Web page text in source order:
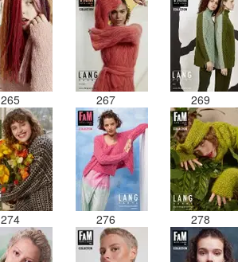
265 267 269
274 276 278